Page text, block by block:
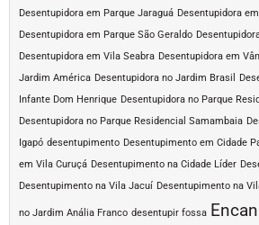
Desentupidora em Parque Jaraguá Desentupidora
Desentupidora em Parque São Geraldo
Desentupidora em Vila Seabra Desentupidora em
Jardim América Desentupidora no Jardim Brasil
Infante Dom Henrique Desentupidora no Parque
Desentupidora no Parque Residencial Samambaia
Igapó desentupimento Desentupimento em Cidade
em Vila Curuçá Desentupimento na Cidade Líder
Desentupimento na Vila Jacuí Desentupimento na
no Jardim Anália Franco desentupir fossa